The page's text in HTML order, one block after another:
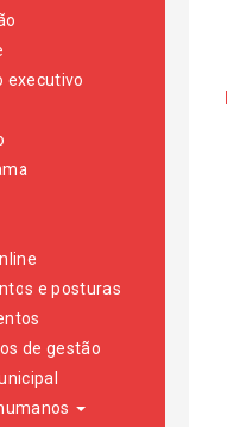
executivo
e posturas
de gestão